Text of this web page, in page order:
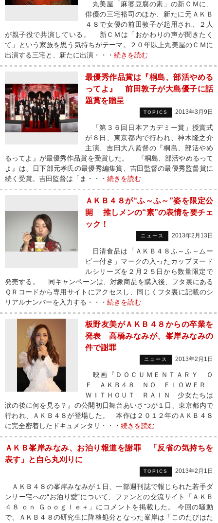
丸美屋「麻婆豆腐の素」の新ＣＭに、
俳優の三宅裕司のほか、新たに元ＡＫＢ
４８で女優の前田敦子が起用され、２人
が親子役で共演している。 新ＣＭは「おかわりの声が聞きたく
て」という家族を思う気持ちがテーマ。２０年以上丸美屋のＣＭに
出演する三宅と、新たに出演・・・ 続きを読む
最優秀作品賞は『桐島、部活やめる
ってよ』 前田敦子が大島優子に話
題賞を贈呈
TOPICS 2013年3月9日
「第３６回日本アカデミー賞」授賞式
が８日、東京都内で行われ、神木隆之介
主演、吉田大八監督の『桐島、部活やめ
るってよ』が最優秀作品賞を受賞した。 『桐島、部活やめるって
よ』は、日下部元孝氏の最優秀編集賞、吉田監督の最優秀監督賞に
続く受賞。吉田監督は「ま・・・ 続きを読む
ＡＫＢ４８が“ふ～ふ～”姿を限定公
開 推しメンの“素”の表情を要チェ
ック！
ニュース 2013年2月13日
日清食品は「ＡＫＢ４８ふ～ふ～ムー
ビー付き」マークの入ったカップヌード
ルシリーズを２月２５日から数量限定で
発売する。 同キャンペーンは、対象商品を購入後、フタ裏にある
ＱＲコードから専用サイトにアクセスし、同じくフタ裏に記載のシ
リアルナンバーを入力する・・・ 続きを読む
板野友美がＡＫＢ４８からの卒業を
発表 高橋みなみが、峯岸みなみの
件で謝罪
ニュース 2013年2月1日
映画『ＤＯＣＵＭＥＮＴＡＲＹ Ｏ
Ｆ ＡＫＢ４８ ＮＯ ＦＬＯＷＥＲ
ＷＩＴＨＯＵＴ ＲＡＩＮ 少女たちは
涙の後に何を見る？』の公開初日舞台あいさつが１日、東京都内で
行われ、ＡＫＢ４８が登場した。 本作は２０１２年のＡＫＢ４８
に完全密着したドキュメンタリ・・・ 続きを読む
ＡＫＢ峯岸みなみ、お泊り報道を謝罪 「反省の気持ちを
表す」と自ら丸刈りに
TOPICS 2013年2月1日
ＡＫＢ４８の峯岸みなみが１日、一部週刊誌で報じられた若手ダ
ンサー宅への“お泊り愛”について、ファンとの交流サイト「ＡＫＢ
４８ ｏｎ Ｇｏｏｇｌｅ＋」にコメントを掲載した。 今回の騒動
で、ＡＫＢ４８の研究生に降格処分となった峯岸は「このたびはた